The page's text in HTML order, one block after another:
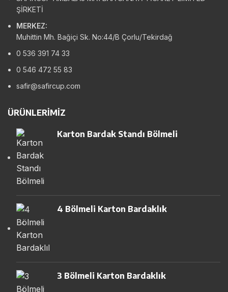
ŞİRKETİ
MERKEZ:
Muhittin Mh. Bağiçi Sk. No:44/B Çorlu/Tekirdağ
0 536 391 74 33
0 546 472 55 83
safir@safircup.com
ÜRÜNLERIMIZ
Karton Bardak Standı Bölmeli
4 Bölmeli Karton Bardaklık
3 Bölmeli Karton Bardaklık